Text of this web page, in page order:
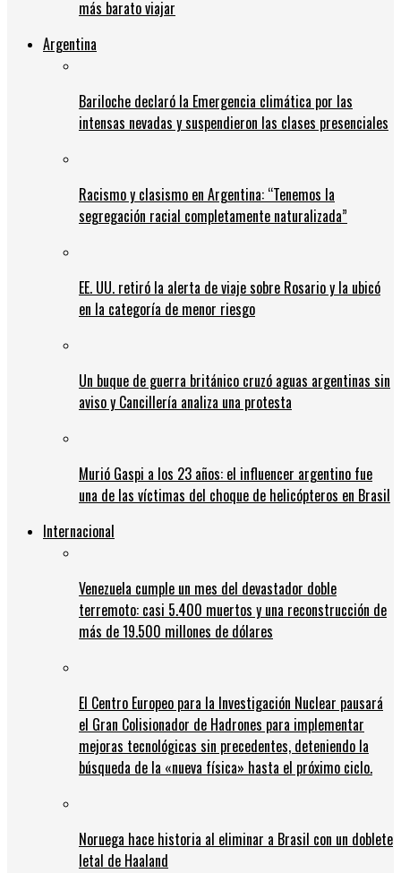
más barato viajar
Argentina
Bariloche declaró la Emergencia climática por las
intensas nevadas y suspendieron las clases presenciales
Racismo y clasismo en Argentina: “Tenemos la
segregación racial completamente naturalizada”
EE. UU. retiró la alerta de viaje sobre Rosario y la ubicó
en la categoría de menor riesgo
Un buque de guerra británico cruzó aguas argentinas sin
aviso y Cancillería analiza una protesta
Murió Gaspi a los 23 años: el influencer argentino fue
una de las víctimas del choque de helicópteros en Brasil
Internacional
Venezuela cumple un mes del devastador doble
terremoto: casi 5.400 muertos y una reconstrucción de
más de 19.500 millones de dólares
El Centro Europeo para la Investigación Nuclear pausará
el Gran Colisionador de Hadrones para implementar
mejoras tecnológicas sin precedentes, deteniendo la
búsqueda de la «nueva física» hasta el próximo ciclo.
Noruega hace historia al eliminar a Brasil con un doblete
letal de Haaland